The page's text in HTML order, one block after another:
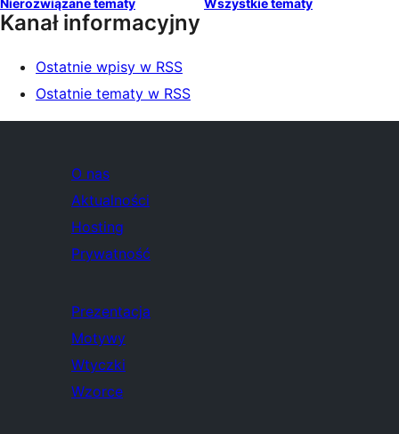
Nierozwiązane tematy Wszystkie tematy
Kanał informacyjny
Ostatnie wpisy w RSS
Ostatnie tematy w RSS
O nas
Aktualności
Hosting
Prywatność
Prezentacja
Motywy
Wtyczki
Wzorce